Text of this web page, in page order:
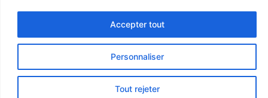
Personnaliser
Tout rejeter
Accepter tout
© 2023 TOUS DROITS RÉSERVÉS - LCR
Création site internet par l’agence Web